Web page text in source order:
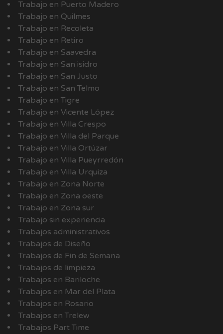
Trabajo en Puerto Madero
Trabajo en Quilmes
Trabajo en Recoleta
Trabajo en Retiro
Trabajo en Saavedra
Trabajo en San isidro
Trabajo en San Justo
Trabajo en San Telmo
Trabajo en Tigre
Trabajo en Vicente López
Trabajo en Villa Crespo
Trabajo en Villa del Parque
Trabajo en Villa Ortúzar
Trabajo en Villa Pueyrredón
Trabajo en Villa Urquiza
Trabajo en Zona Norte
Trabajo en Zona oeste
Trabajo en Zona sur
Trabajo sin experiencia
Trabajos administrativos
Trabajos de Diseño
Trabajos de Fin de Semana
Trabajos de limpieza
Trabajos en Bariloche
Trabajos en Mar del Plata
Trabajos en Rosario
Trabajos en Trelew
Trabajos Part Time